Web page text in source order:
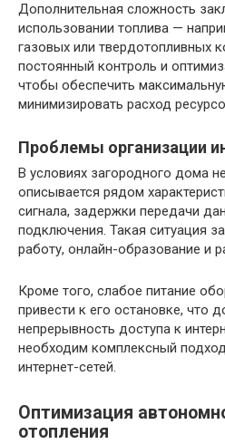
Дополнительная сложность
использовании топлива —
газовых или твердотопливных
постоянный контроль и
чтобы обеспечить
минимизировать расход
Проблемы организации
В условиях загородного дома
описывается рядом
сигнала, задержки передачи
подключения. Такая ситуация
работу, онлайн-образование и
Кроме того, слабое питание
привести к его остановке, что
непрерывность доступа к
необходим комплексный
интернет-сетей.
Оптимизация
отопления